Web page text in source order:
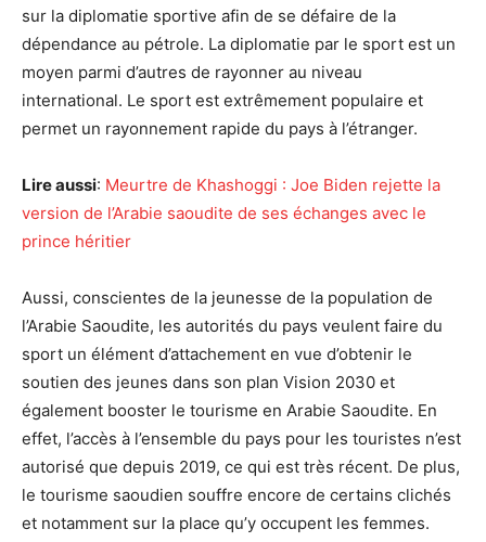
sur la diplomatie sportive afin de se défaire de la
dépendance au pétrole. La diplomatie par le sport est un
moyen parmi d’autres de rayonner au niveau
international. Le sport est extrêmement populaire et
permet un rayonnement rapide du pays à l’étranger.
Lire aussi: Meurtre de Khashoggi : Joe Biden rejette la
version de l’Arabie saoudite de ses échanges avec le
prince héritier
Aussi, conscientes de la jeunesse de la population de
l’Arabie Saoudite, les autorités du pays veulent faire du
sport un élément d’attachement en vue d’obtenir le
soutien des jeunes dans son plan Vision 2030 et
également booster le tourisme en Arabie Saoudite. En
effet, l’accès à l’ensemble du pays pour les touristes n’est
autorisé que depuis 2019, ce qui est très récent. De plus,
le tourisme saoudien souffre encore de certains clichés
et notamment sur la place qu’y occupent les femmes.